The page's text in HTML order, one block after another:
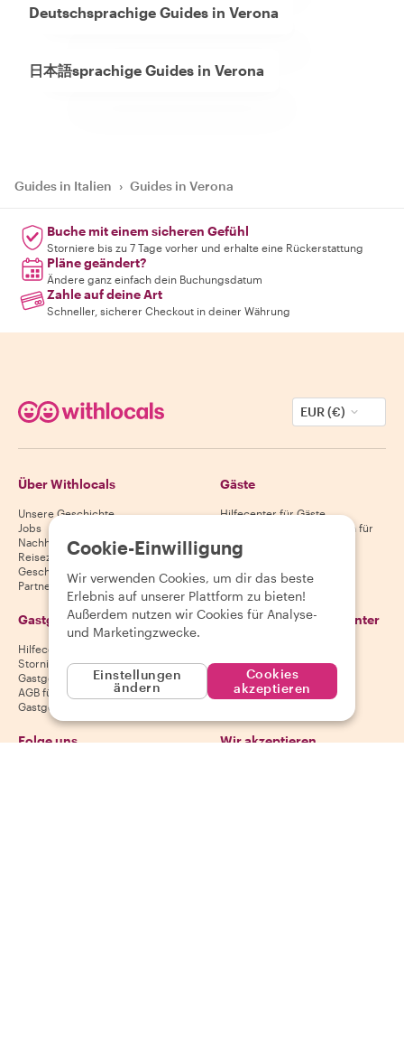
Deutschsprachige Guides in Verona
日本語sprachige Guides in Verona
Guides in Italien › Guides in Verona
Buche mit einem sicheren Gefühl
Storniere bis zu 7 Tage vorher und erhalte eine Rückerstattung
Pläne geändert?
Ändere ganz einfach dein Buchungsdatum
Zahle auf deine Art
Schneller, sicherer Checkout in deiner Währung
EUR (€)
Über Withlocals
Unsere Geschichte
Jobs
Nachhaltigkeit
Reiseziele
Geschenkgutscheine
Partnerschaften
Gäste
Hilfecenter für Gäste
Stornierungsbedingungen für
Gäste
AGB für Gäste
Gastgeber
Hilfecenter für Gastgeber
Stornierungsbedingungen für
Gastgeber
AGB für Gastgeber
Gastgeber werden
Lade unsere App herunter
Google Play Store
Folge uns Wir akzeptieren
Cookie-Einwilligung
Wir verwenden Cookies, um dir das beste
Erlebnis auf unserer Plattform zu bieten!
Außerdem nutzen wir Cookies für Analyse-
und Marketingzwecke.
Einstellungen
ändern
Cookies
akzeptieren